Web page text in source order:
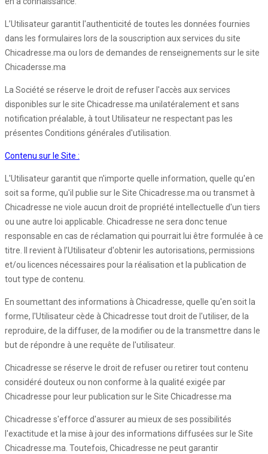
L’Utilisateur garantit l'authenticité de toutes les données fournies
dans les formulaires lors de la souscription aux services du site
Chicadresse.ma ou lors de demandes de renseignements sur le site
Chicadersse.ma
La Société se réserve le droit de refuser l'accès aux services
disponibles sur le site Chicadresse.ma unilatéralement et sans
notification préalable, à tout Utilisateur ne respectant pas les
présentes Conditions générales d'utilisation.
Contenu sur le Site :
L'Utilisateur garantit que n'importe quelle information, quelle qu'en
soit sa forme, qu'il publie sur le Site Chicadresse.ma ou transmet à
Chicadresse ne viole aucun droit de propriété intellectuelle d'un tiers
ou une autre loi applicable. Chicadresse ne sera donc tenue
responsable en cas de réclamation qui pourrait lui être formulée à ce
titre. Il revient à l’Utilisateur d'obtenir les autorisations, permissions
et/ou licences nécessaires pour la réalisation et la publication de
tout type de contenu.
En soumettant des informations à Chicadresse, quelle qu'en soit la
forme, l'Utilisateur cède à Chicadresse tout droit de l'utiliser, de la
reproduire, de la diffuser, de la modifier ou de la transmettre dans le
but de répondre à une requête de l'utilisateur.
Chicadresse se réserve le droit de refuser ou retirer tout contenu
considéré douteux ou non conforme à la qualité exigée par
Chicadresse pour leur publication sur le Site Chicadresse.ma
Chicadresse s'efforce d'assurer au mieux de ses possibilités
l'exactitude et la mise à jour des informations diffusées sur le Site
Chicadresse.ma. Toutefois, Chicadresse ne peut garantir